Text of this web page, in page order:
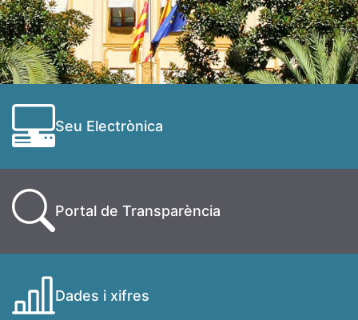
Seu Electrònica
Portal de Transparència
Dades i xifres